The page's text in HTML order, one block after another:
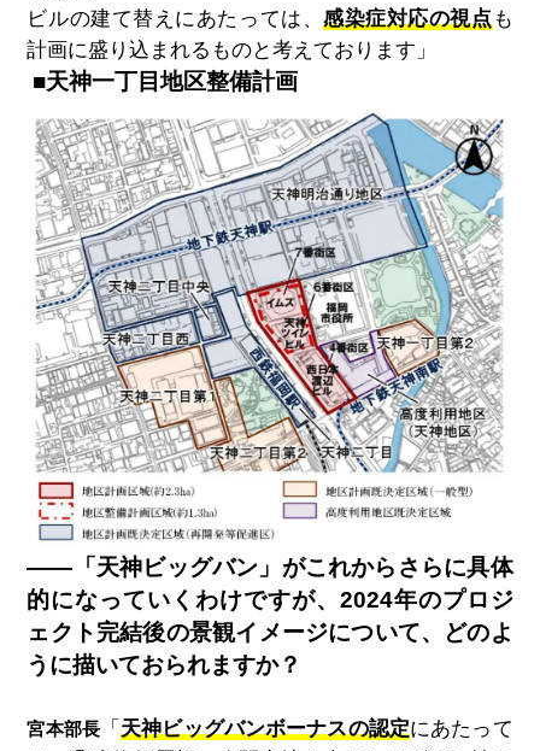
ビルの建て替えにあたっては、感染症対応の視点 も
計画に盛り込まれるものと考えております」
■天神一丁目地区整備計画
――「天神ビッグバン」がこれからさらに具体
的になっていくわけですが、2024年のプロジ
ェクト完結後の景観イメージについて、どのよ
うに描いておられますか？
宮本部長「天神ビッグバンボーナスの認定にあたって